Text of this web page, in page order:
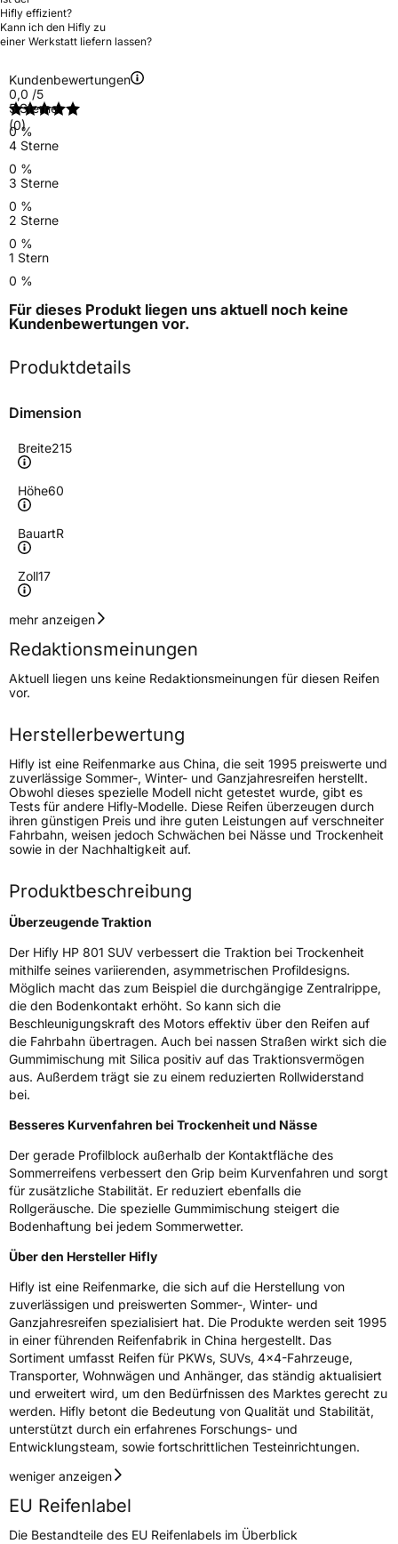
Hifly effizient?
Kann ich den Hifly zu
einer Werkstatt liefern lassen?
Kundenbewertungen
0,0 /5
(0)
5 Sterne
0 %
4 Sterne
0 %
3 Sterne
0 %
2 Sterne
0 %
1 Stern
0 %
Für dieses Produkt liegen uns aktuell noch keine
Kundenbewertungen vor.
Produktdetails
Dimension
Breite215
Höhe60
BauartR
Zoll17
Geschwindigkeitsindex
Höchstgeschwindigkeit
210 km/h
Lastindex96
Höchstlast710 kg
Generelle Merkmale
FahrzeugtypSUV
VerwendungSommerreifen
ModellnameHP 801
Fahrzeugart
PKW & SUV
Schlauchtyp TL
ZustandNeureifen
EU Label
Effizienz
Rollgeräusch (Klasse)B
Rollgeräusch (dB)71
FahrzeugklasseC1
3PMSF / Schneeflockensymbol / Alpine-Symbol Nein
EisgripNein
EPREL ID
495505
Allgemeine Produktsicherheit (GPSR)
Herstellerkontakt
Shandong Changfeng Tire Co. LTD, YongAn
Street Guangrao County Dongying City
Shandong Province China,
liu.yang@hengfengtires.com
VerantwortlicheSHG Consulting, YongAn Street Guangrao
County Dongying City Shandong Province
China, liu.yang@hengfengtires.com
mehr anzeigen
Redaktionsmeinungen
Aktuell liegen uns keine Redaktionsmeinungen für diesen Reifen
vor.
Herstellerbewertung
Hifly ist eine Reifenmarke aus China, die seit 1995 preiswerte und
zuverlässige Sommer-, Winter- und Ganzjahresreifen herstellt.
Obwohl dieses spezielle Modell nicht getestet wurde, gibt es
Tests für andere Hifly-Modelle. Diese Reifen überzeugen durch
ihren günstigen Preis und ihre guten Leistungen auf verschneiter
Fahrbahn, weisen jedoch Schwächen bei Nässe und Trockenheit
sowie in der Nachhaltigkeit auf.
Produktbeschreibung
Überzeugende Traktion
Der Hifly HP 801 SUV verbessert die Traktion bei Trockenheit
mithilfe seines variierenden, asymmetrischen Profildesigns.
Möglich macht das zum Beispiel die durchgängige Zentralrippe,
die den Bodenkontakt erhöht. So kann sich die
Beschleunigungskraft des Motors effektiv über den Reifen auf
die Fahrbahn übertragen. Auch bei nassen Straßen wirkt sich die
Gummimischung mit Silica positiv auf das Traktionsvermögen
aus. Außerdem trägt sie zu einem reduzierten Rollwiderstand
bei.
Besseres Kurvenfahren bei Trockenheit und Nässe
Der gerade Profilblock außerhalb der Kontaktfläche des
Sommerreifens verbessert den Grip beim Kurvenfahren und sorgt
für zusätzliche Stabilität. Er reduziert ebenfalls die
Rollgeräusche. Die spezielle Gummimischung steigert die
Bodenhaftung bei jedem Sommerwetter.
Über den Hersteller Hifly
Hifly ist eine Reifenmarke, die sich auf die Herstellung von
zuverlässigen und preiswerten Sommer-, Winter- und
Ganzjahresreifen spezialisiert hat. Die Produkte werden seit 1995
in einer führenden Reifenfabrik in China hergestellt. Das
Sortiment umfasst Reifen für PKWs, SUVs, 4x4-Fahrzeuge,
Transporter, Wohnwägen und Anhänger, das ständig aktualisiert
und erweitert wird, um den Bedürfnissen des Marktes gerecht zu
werden. Hifly betont die Bedeutung von Qualität und Stabilität,
unterstützt durch ein erfahrenes Forschungs- und
Entwicklungsteam, sowie fortschrittlichen Testeinrichtungen.
weniger anzeigen
EU Reifenlabel
Die Bestandteile des EU Reifenlabels im Überblick